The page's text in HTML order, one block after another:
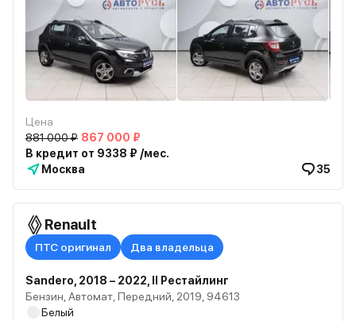
Цена
881 000 ₽ 867 000 ₽
В кредит от 9338 ₽ /мес.
Москва
35
Renault
ПТС оригинал Два владельца
Sandero, 2018 – 2022, II Рестайлинг
Бензин, Автомат, Передний, 2019, 94613
Белый